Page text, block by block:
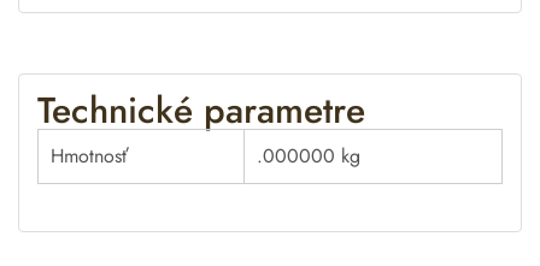
Technické parametre
Hmotnosť .000000 kg